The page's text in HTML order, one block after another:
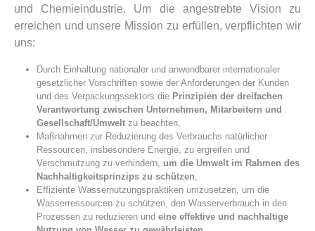
und Chemieindustrie. Um die angestrebte Vision zu
erreichen und unsere Mission zu erfüllen, verpflichten wir
uns:
Durch Einhaltung nationaler und anwendbarer internationaler
gesetzlicher Vorschriften sowie der Anforderungen der Kunden
und des Verpackungssektors die Prinzipien der dreifachen
Verantwortung zwischen Unternehmen, Mitarbeitern und
Gesellschaft/Umwelt zu beachten,
Maßnahmen zur Reduzierung des Verbrauchs natürlicher
Ressourcen, insbesondere Energie, zu ergreifen und
Verschmutzung zu verhindern, um die Umwelt im Rahmen des
Nachhaltigkeitsprinzips zu schützen,
Effiziente Wassernutzungspraktiken umzusetzen, um die
Wasserressourcen zu schützen, den Wasserverbrauch in den
Prozessen zu reduzieren und eine effektive und nachhaltige